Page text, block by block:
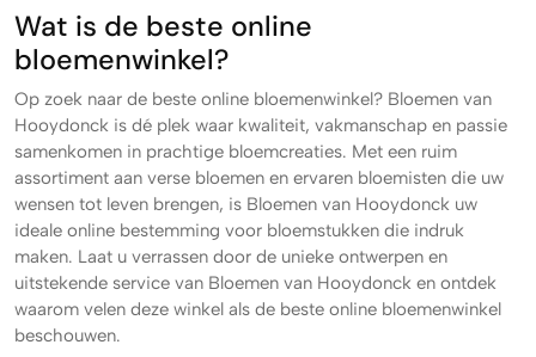
Wat is de beste online
bloemenwinkel?
Op zoek naar de beste online bloemenwinkel? Bloemen van
Hooydonck is dé plek waar kwaliteit, vakmanschap en passie
samenkomen in prachtige bloemcreaties. Met een ruim
assortiment aan verse bloemen en ervaren bloemisten die uw
wensen tot leven brengen, is Bloemen van Hooydonck uw
ideale online bestemming voor bloemstukken die indruk
maken. Laat u verrassen door de unieke ontwerpen en
uitstekende service van Bloemen van Hooydonck en ontdek
waarom velen deze winkel als de beste online bloemenwinkel
beschouwen.